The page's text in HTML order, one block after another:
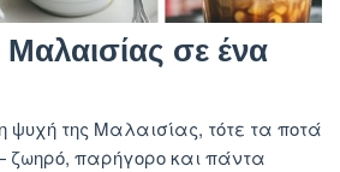
σε ένα
ψυχή της Μαλαισίας, τότε τα ποτά
ζωηρό, παρήγορο και πάντα